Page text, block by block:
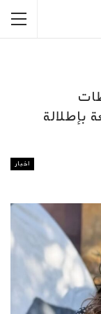
بإطلالة
اخبار